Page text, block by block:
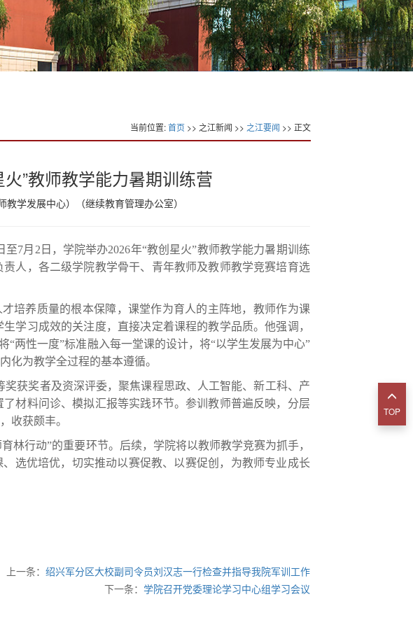
当前位置:首页 >> 之江新闻 >> 之江要闻 >> 正文
”教师教学能力暑期训练营
学发展中心）（继续教育管理办公室）
7月2日，学院举办2026年“教创星火”教师教学能力暑期训练
人，各二级学院教学骨干、青年教师及教师教学竞赛培育选
培养质量的根本保障，课堂作为育人的主阵地，教师作为课
学习成效的关注度，直接决定着课程的教学品质。他强调，
“两性一度”标准融入每一堂课的设计，将“以学生发展为中心”
化为教学全过程的基本遵循。
获奖者及资深评委，聚焦课程思政、人工智能、新工科、产
材料问诊、模拟汇报等实践环节。参训教师普遍反映，分层
收获颇丰。
林行动”的重要环节。后续，学院将以教师教学竞赛为抓手，
选优培优，切实推动以赛促教、以赛促创，为教师专业成长
上一条： 绍兴军分区大校副司令员刘汉志一行检查并指导我院军训工作
下一条： 学院召开党委理论学习中心组学习会议
TOP